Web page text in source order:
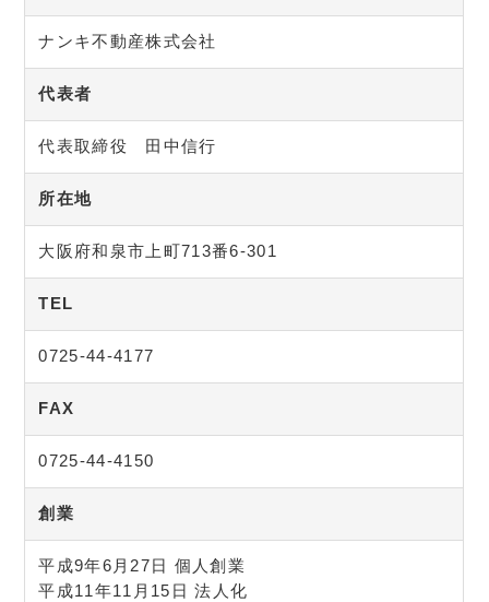
ナンキ不動産株式会社
代表者
代表取締役 田中信行
所在地
大阪府和泉市上町713番6-301
TEL
0725-44-4177
FAX
0725-44-4150
創業
平成9年6月27日 個人創業
平成11年11月15日 法人化